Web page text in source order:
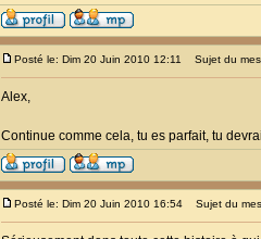
Posté le: Dim 20 Juin 2010 12:11 Sujet du
Alex,
Continue comme cela, tu es parfait, tu
Posté le: Dim 20 Juin 2010 16:54 Sujet du